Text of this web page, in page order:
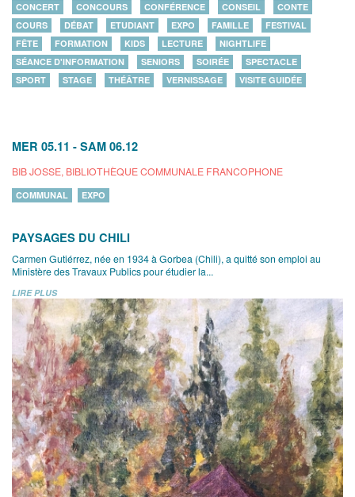
CONCERT
CONCOURS CONFÉRENCE CONSEIL
CONTE
COURS
DÉBAT ETUDIANT EXPO FAMILLE
FESTIVAL
FÊTE
FORMATION KIDS LECTURE
NIGHTLIFE
SÉANCE D'INFORMATION
SENIORS SOIRÉE
SPECTACLE
SPORT
STAGE THÉÂTRE VERNISSAGE VISITE GUIDÉE
MER 05.11 - SAM 06.12
BIB JOSSE, BIBLIOTHÈQUE COMMUNALE FRANCOPHONE
COMMUNAL EXPO
PAYSAGES DU CHILI
Carmen Gutiérrez, née en 1934 à Gorbea (Chili), a quitté son emploi au
Ministère des Travaux Publics pour étudier la...
LIRE PLUS